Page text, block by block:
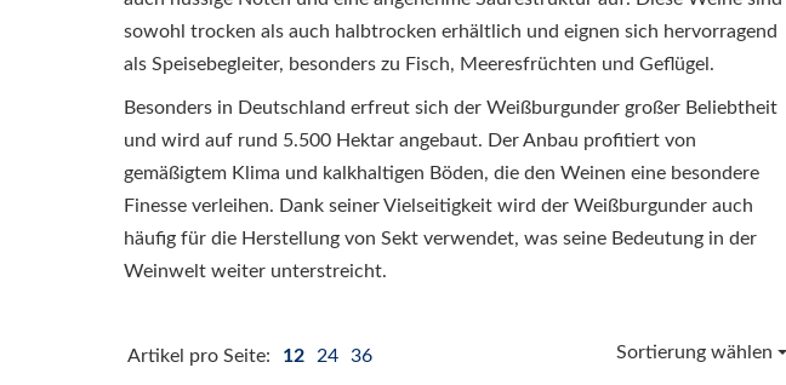
sowohl trocken als auch halbtrocken erhältlich und eignen sich hervorragend
als Speisebegleiter, besonders zu Fisch, Meeresfrüchten und Geflügel.
Besonders in Deutschland erfreut sich der Weißburgunder großer Beliebtheit
und wird auf rund 5.500 Hektar angebaut. Der Anbau profitiert von
gemäßigtem Klima und kalkhaltigen Böden, die den Weinen eine besondere
Finesse verleihen. Dank seiner Vielseitigkeit wird der Weißburgunder auch
häufig für die Herstellung von Sekt verwendet, was seine Bedeutung in der
Weinwelt weiter unterstreicht.
Artikel pro Seite: 12 24 36 Sortierung wählen